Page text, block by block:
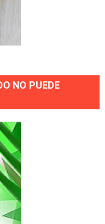
NO PUEDE